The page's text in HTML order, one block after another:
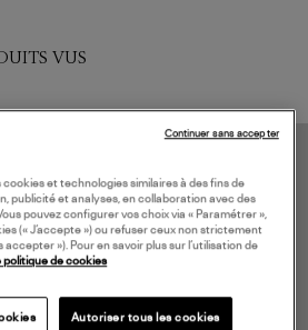
VUS
cookies et technologies similaires à des fins de
publicité et analyses, en collaboration avec des
pouvez configurer vos choix via « Paramétrer »,
(« J’accepte ») ou refuser ceux non strictement
»). Pour en savoir plus sur l’utilisation de
de cookies
Autoriser tous les cookies
Continuer sans accepter